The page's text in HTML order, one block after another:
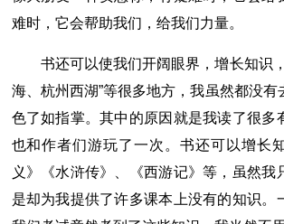
难时，它会帮助我们，给我们力量。
书还可以使我们开阔眼界，增长知识
海、杭州西湖”等很多地方，我虽然都没有
色了如指掌。其中的原因就是我读了很多
也和作者们游玩了一次。书还可以增长
义》《水浒传》、《西游记》等，虽然我
是却为我提供了许多课本上没有的知识。